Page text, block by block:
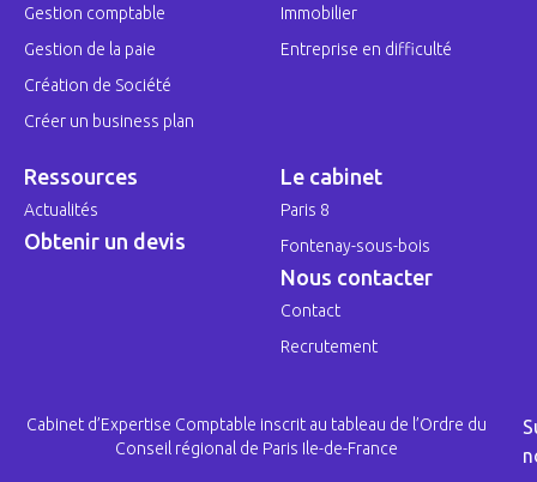
Gestion comptable
Gestion de la paie
Création de Société
Créer un business plan
Immobilier
Entreprise en difficulté
Ressources
Actualités
Obtenir un devis
Le cabinet
Paris 8
Fontenay-sous-bois
Nous contacter
Contact
Recrutement
Cabinet d’Expertise Comptable inscrit au tableau de l’Ordre du
Conseil régional de Paris Ile-de-France